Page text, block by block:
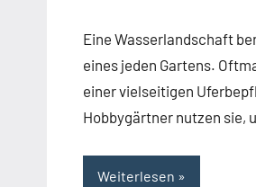
Eine Wasserlandschaft
eines jeden Gartens.
einer vielseitigen
Hobbygärtner nutzen sie,
Weiterlesen